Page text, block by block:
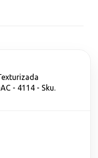
- 4114 - Sku.